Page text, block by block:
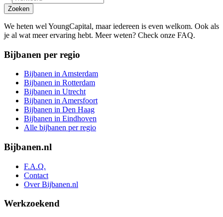
Zoeken
We heten wel YoungCapital, maar iedereen is even welkom. Ook als
je al wat meer ervaring hebt. Meer weten? Check onze FAQ.
Bijbanen per regio
Bijbanen in Amsterdam
Bijbanen in Rotterdam
Bijbanen in Utrecht
Bijbanen in Amersfoort
Bijbanen in Den Haag
Bijbanen in Eindhoven
Alle bijbanen per regio
Bijbanen.nl
F.A.Q.
Contact
Over Bijbanen.nl
Werkzoekend